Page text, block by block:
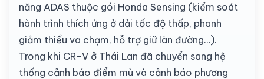
năng ADAS thuộc gói Honda Sensing (kiểm soát
hành trình thích ứng ở dải tốc độ thấp, phanh
giảm thiểu va chạm, hỗ trợ giữ làn đường…).
Trong khi CR-V ở Thái Lan đã chuyển sang hệ
thống cảnh báo điểm mù và cảnh báo phương